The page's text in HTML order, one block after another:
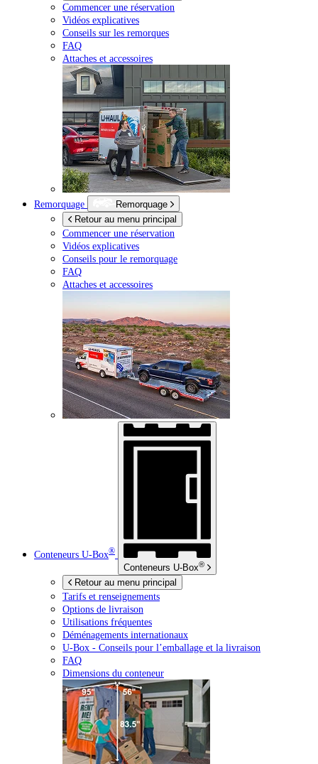
Commencer une réservation
Vidéos explicatives
Conseils sur les remorques
FAQ
Attaches et accessoires
Remorquage
Remorquage
Retour au menu principal
Commencer une réservation
Vidéos explicatives
Conseils pour le remorquage
FAQ
Attaches et accessoires
Conteneurs U-Box®
Conteneurs U-Box®
Retour au menu principal
Tarifs et renseignements
Options de livraison
Utilisations fréquentes
Déménagements internationaux
U-Box - Conseils pour l’emballage et la livraison
FAQ
Dimensions du conteneur